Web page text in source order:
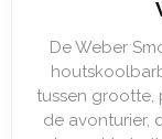
De Weber
tussen grootte,
de avonturier,